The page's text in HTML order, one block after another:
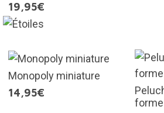
19,95€
Monopoly miniature
14,95€
forme